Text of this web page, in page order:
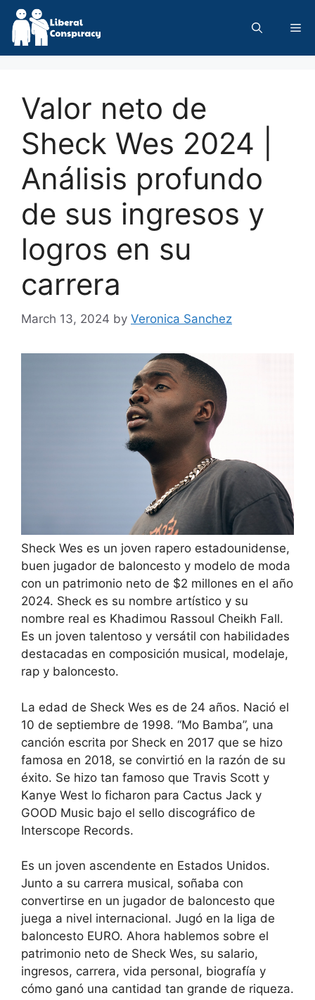
Skip
content
Valor neto de
Sheck Wes 2024 |
Análisis profundo
de sus ingresos y
logros en su
carrera
March 13, 2024 by Veronica Sanchez
Sheck Wes es un joven rapero estadounidense,
buen jugador de baloncesto y modelo de moda
con un patrimonio neto de $2 millones en el año
2024. Sheck es su nombre artístico y su
nombre real es Khadimou Rassoul Cheikh Fall.
Es un joven talentoso y versátil con habilidades
destacadas en composición musical, modelaje,
rap y baloncesto.
La edad de Sheck Wes es de 24 años. Nació el
10 de septiembre de 1998. “Mo Bamba”, una
canción escrita por Sheck en 2017 que se hizo
famosa en 2018, se convirtió en la razón de su
éxito. Se hizo tan famoso que Travis Scott y
Kanye West lo ficharon para Cactus Jack y
GOOD Music bajo el sello discográfico de
Interscope Records.
Es un joven ascendente en Estados Unidos.
Junto a su carrera musical, soñaba con
convertirse en un jugador de baloncesto que
juega a nivel internacional. Jugó en la liga de
baloncesto EURO. Ahora hablemos sobre el
patrimonio neto de Sheck Wes, su salario,
ingresos, carrera, vida personal, biografía y
cómo ganó una cantidad tan grande de riqueza.